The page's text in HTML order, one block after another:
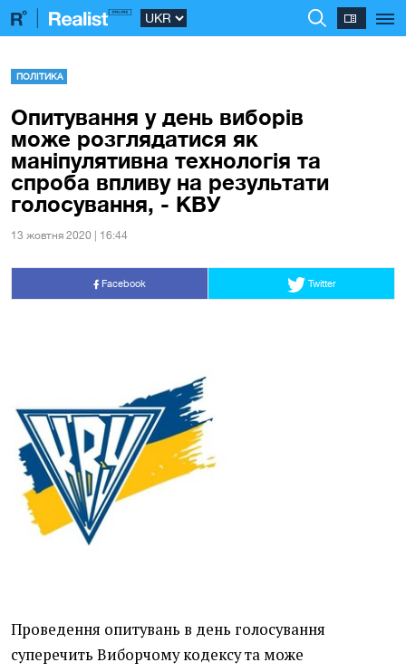
ПОЛІТИКА
Опитування у день виборів
може розглядатися як
маніпулятивна технологія та
спроба впливу на результати
голосування, - КВУ
13 жовтня 2020 | 16:44
Facebook Twitter
Проведення опитувань в день голосування
суперечить Виборчому кодексу та може